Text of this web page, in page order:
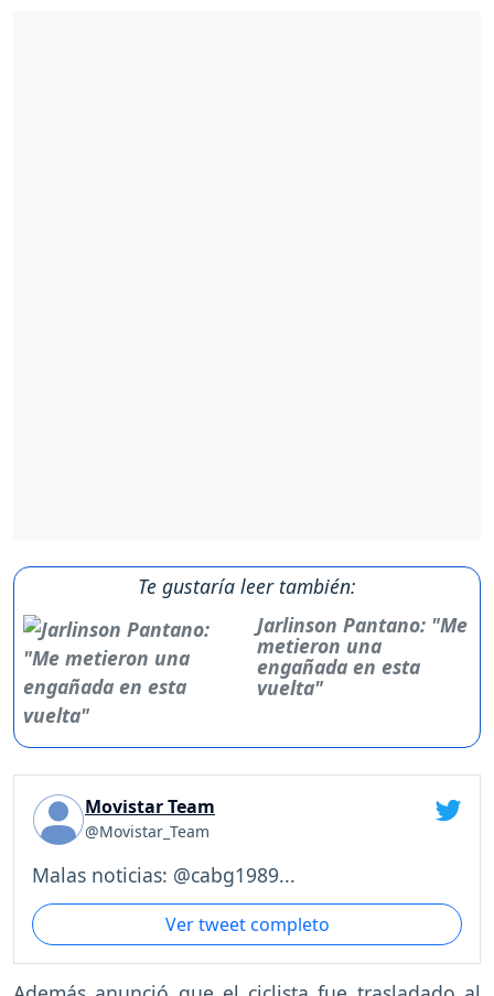
Te gustaría leer también:
Jarlinson Pantano: "Me
metieron una
engañada en esta
vuelta"
Movistar Team
@Movistar_Team
Malas noticias: @cabg1989...
Ver tweet completo